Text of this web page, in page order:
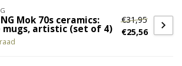
Mok 70s ceramics:
mugs, artistic (set of 4)
€31,95
€25,56